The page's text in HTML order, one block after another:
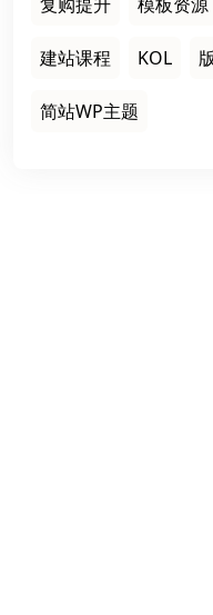
建站课程 KOL
简站WP主题